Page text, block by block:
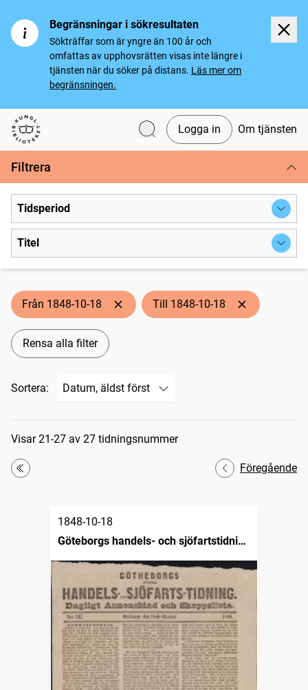
Begränsningar i sökresultaten
Sökträffar som är yngre än 100 år och
omfattas av upphovsrätten visas inte längre i
tjänsten när du söker på distans. Läs mer om
begränsningen.
Svenska tidningar
Logga in Om tjänsten
Filtrera
Tidsperiod
Titel
Från 1848-10-18 Till 1848-10-18
Rensa alla filter
Sortera:
Sökresultat
Visar 21-27 av 27 tidningsnummer
Första
Föregående
1848-10-18
Göteborgs handels- och sjöfartstidning
(1832)